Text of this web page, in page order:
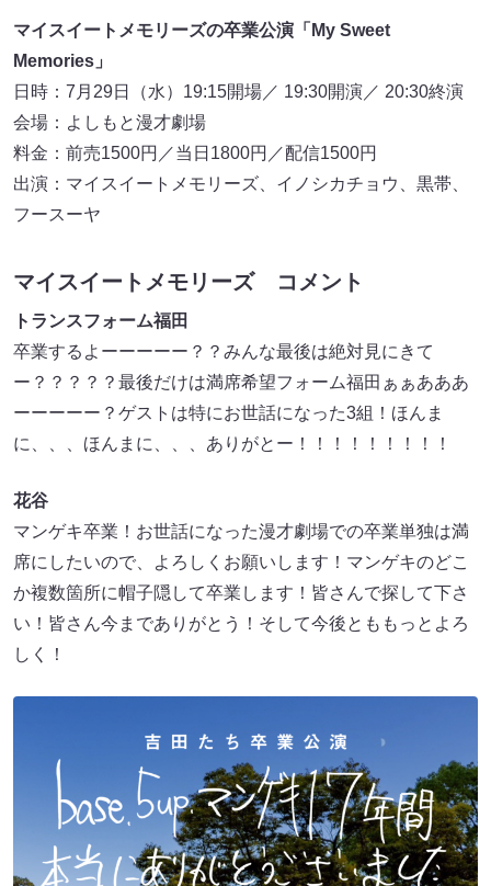
マイスイートメモリーズの卒業公演「My Sweet
Memories」
日時：7月29日（水）19:15開場／ 19:30開演／ 20:30終演
会場：よしもと漫才劇場
料金：前売1500円／当日1800円／配信1500円
出演：マイスイートメモリーズ、イノシカチョウ、黒帯、
フースーヤ
マイスイートメモリーズ コメント
トランスフォーム福田
卒業するよーーーーー？？みんな最後は絶対見にきて
ー？？？？？最後だけは満席希望フォーム福田ぁぁあああ
ーーーーー？ゲストは特にお世話になった3組！ほんま
に、、、ほんまに、、、ありがとー！！！！！！！！！
花谷
マンゲキ卒業！お世話になった漫才劇場での卒業単独は満
席にしたいので、よろしくお願いします！マンゲキのどこ
か複数箇所に帽子隠して卒業します！皆さんで探して下さ
い！皆さん今までありがとう！そして今後とももっとよろ
しく！